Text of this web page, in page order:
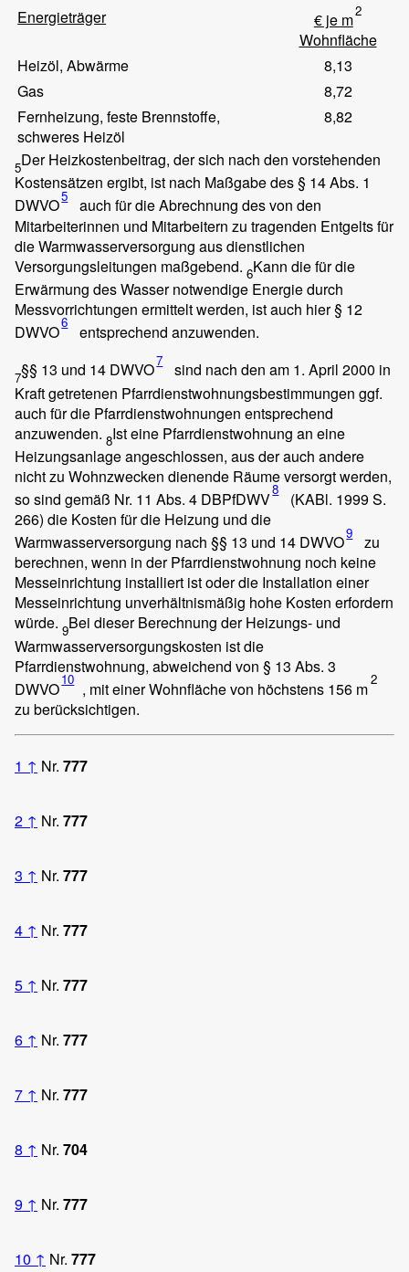
Energieträger € je m2
Wohnfläche
Heizöl, Abwärme
8,13
Gas
8,72
Fernheizung, feste Brennstoffe,
schweres Heizöl
8,82
5Der Heizkostenbeitrag, der sich nach den vorstehenden
Kostensätzen ergibt, ist nach Maßgabe des § 14 Abs. 1
DWVO5
auch für die Abrechnung des von den
Mitarbeiterinnen und Mitarbeitern zu tragenden Entgelts für
die Warmwasserversorgung aus dienstlichen
Versorgungsleitungen maßgebend. 6Kann die für die
Erwärmung des Wasser notwendige Energie durch
Messvorrichtungen ermittelt werden, ist auch hier § 12
DWVO6 entsprechend anzuwenden.
7§§ 13 und 14 DWVO7
sind nach den am 1. April 2000 in
Kraft getretenen Pfarrdienstwohnungsbestimmungen ggf.
auch für die Pfarrdienstwohnungen entsprechend
anzuwenden. 8Ist eine Pfarrdienstwohnung an eine
Heizungsanlage angeschlossen, aus der auch andere
nicht zu Wohnzwecken dienende Räume versorgt werden,
so sind gemäß Nr. 11 Abs. 4 DBPfDWV8
(KABl. 1999 S.
266) die Kosten für die Heizung und die
Warmwasserversorgung nach §§ 13 und 14 DWVO9
zu
berechnen, wenn in der Pfarrdienstwohnung noch keine
Messeinrichtung installiert ist oder die Installation einer
Messeinrichtung unverhältnismäßig hohe Kosten erfordern
würde. 9Bei dieser Berechnung der Heizungs- und
Warmwasserversorgungskosten ist die
Pfarrdienstwohnung, abweichend von § 13 Abs. 3
DWVO10 , mit einer Wohnfläche von höchstens 156 m2
zu berücksichtigen.
1 ↑ Nr. 777
2 ↑ Nr. 777
3 ↑ Nr. 777
4 ↑ Nr. 777
5 ↑ Nr. 777
6 ↑ Nr. 777
7 ↑ Nr. 777
8 ↑ Nr. 704
9 ↑ Nr. 777
10 ↑ Nr. 777